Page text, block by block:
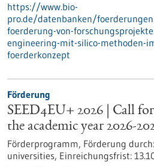
https://www.bio-
pro.de/datenbanken/
foerderung-von-
engineering-mit-silico-methoden-
foerderkonzept
Förderung
SEED4EU+ 2026 | Call
the academic year 2026-
Förderprogramm, Förderung durch:
universities, Einreichungsfrist: